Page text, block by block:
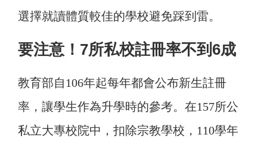
選擇就讀體質較佳的學校避免踩到雷。
要注意！7所私校註冊率不到6成
教育部自106年起每年都會公布新生註冊
率，讓學生作為升學時的參考。在157所公
私立大專校院中，扣除宗教學校，110學年